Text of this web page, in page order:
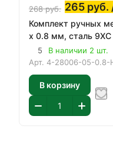
268руб. 265 руб.
Комплект ручных
x 0.8 мм, сталь 9ХС
5
В наличии 2 шт.
Арт. 4-28006-05-0.8-
В корзину